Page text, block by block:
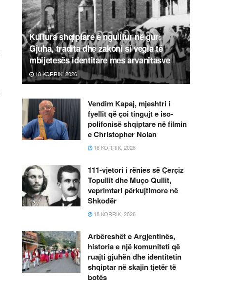
Kultura shqiptare e ngulitur në gur:
Gjuha, tradita dhe zakoni si vegla të
mbijetesës identitare mes arvanitasve
18 KORRIK, 2026
Vendim Kapaj, mjeshtri i
fyellit që çoi tingujt e iso-
polifonisë shqiptare në filmin
e Christopher Nolan
18 KORRIK, 2026
111-vjetori i rënies së Çerçiz
Topullit dhe Muço Qullit,
veprimtari përkujtimore në
Shkodër
18 KORRIK, 2026
Arbëreshët e Argjentinës,
historia e një komuniteti që
ruajti gjuhën dhe identitetin
shqiptar në skajin tjetër të
botës